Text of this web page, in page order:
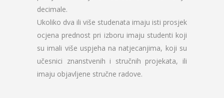
decimale.
Ukoliko dva ili više studenata imaju isti prosjek
ocjena prednost pri izboru imaju studenti koji
su imali više uspjeha na natjecanjima, koji su
učesnici znanstvenih i stručnih projekata, ili
imaju objavljene stručne radove.